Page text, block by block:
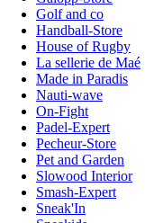
Golf and co
Handball-Store
House of Rugby
La sellerie de Maé
Made in Paradis
Nauti-wave
On-Fight
Padel-Expert
Pecheur-Store
Pet and Garden
Slowood Interior
Smash-Expert
Sneak'In